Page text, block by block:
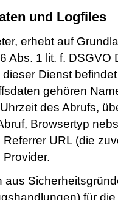
und Logfiles
erhebt auf
Abs. 1 lit. f. DSGVO
Dienst
gehören
des Abrufs,
Browsertyp
URL (die
aus
für